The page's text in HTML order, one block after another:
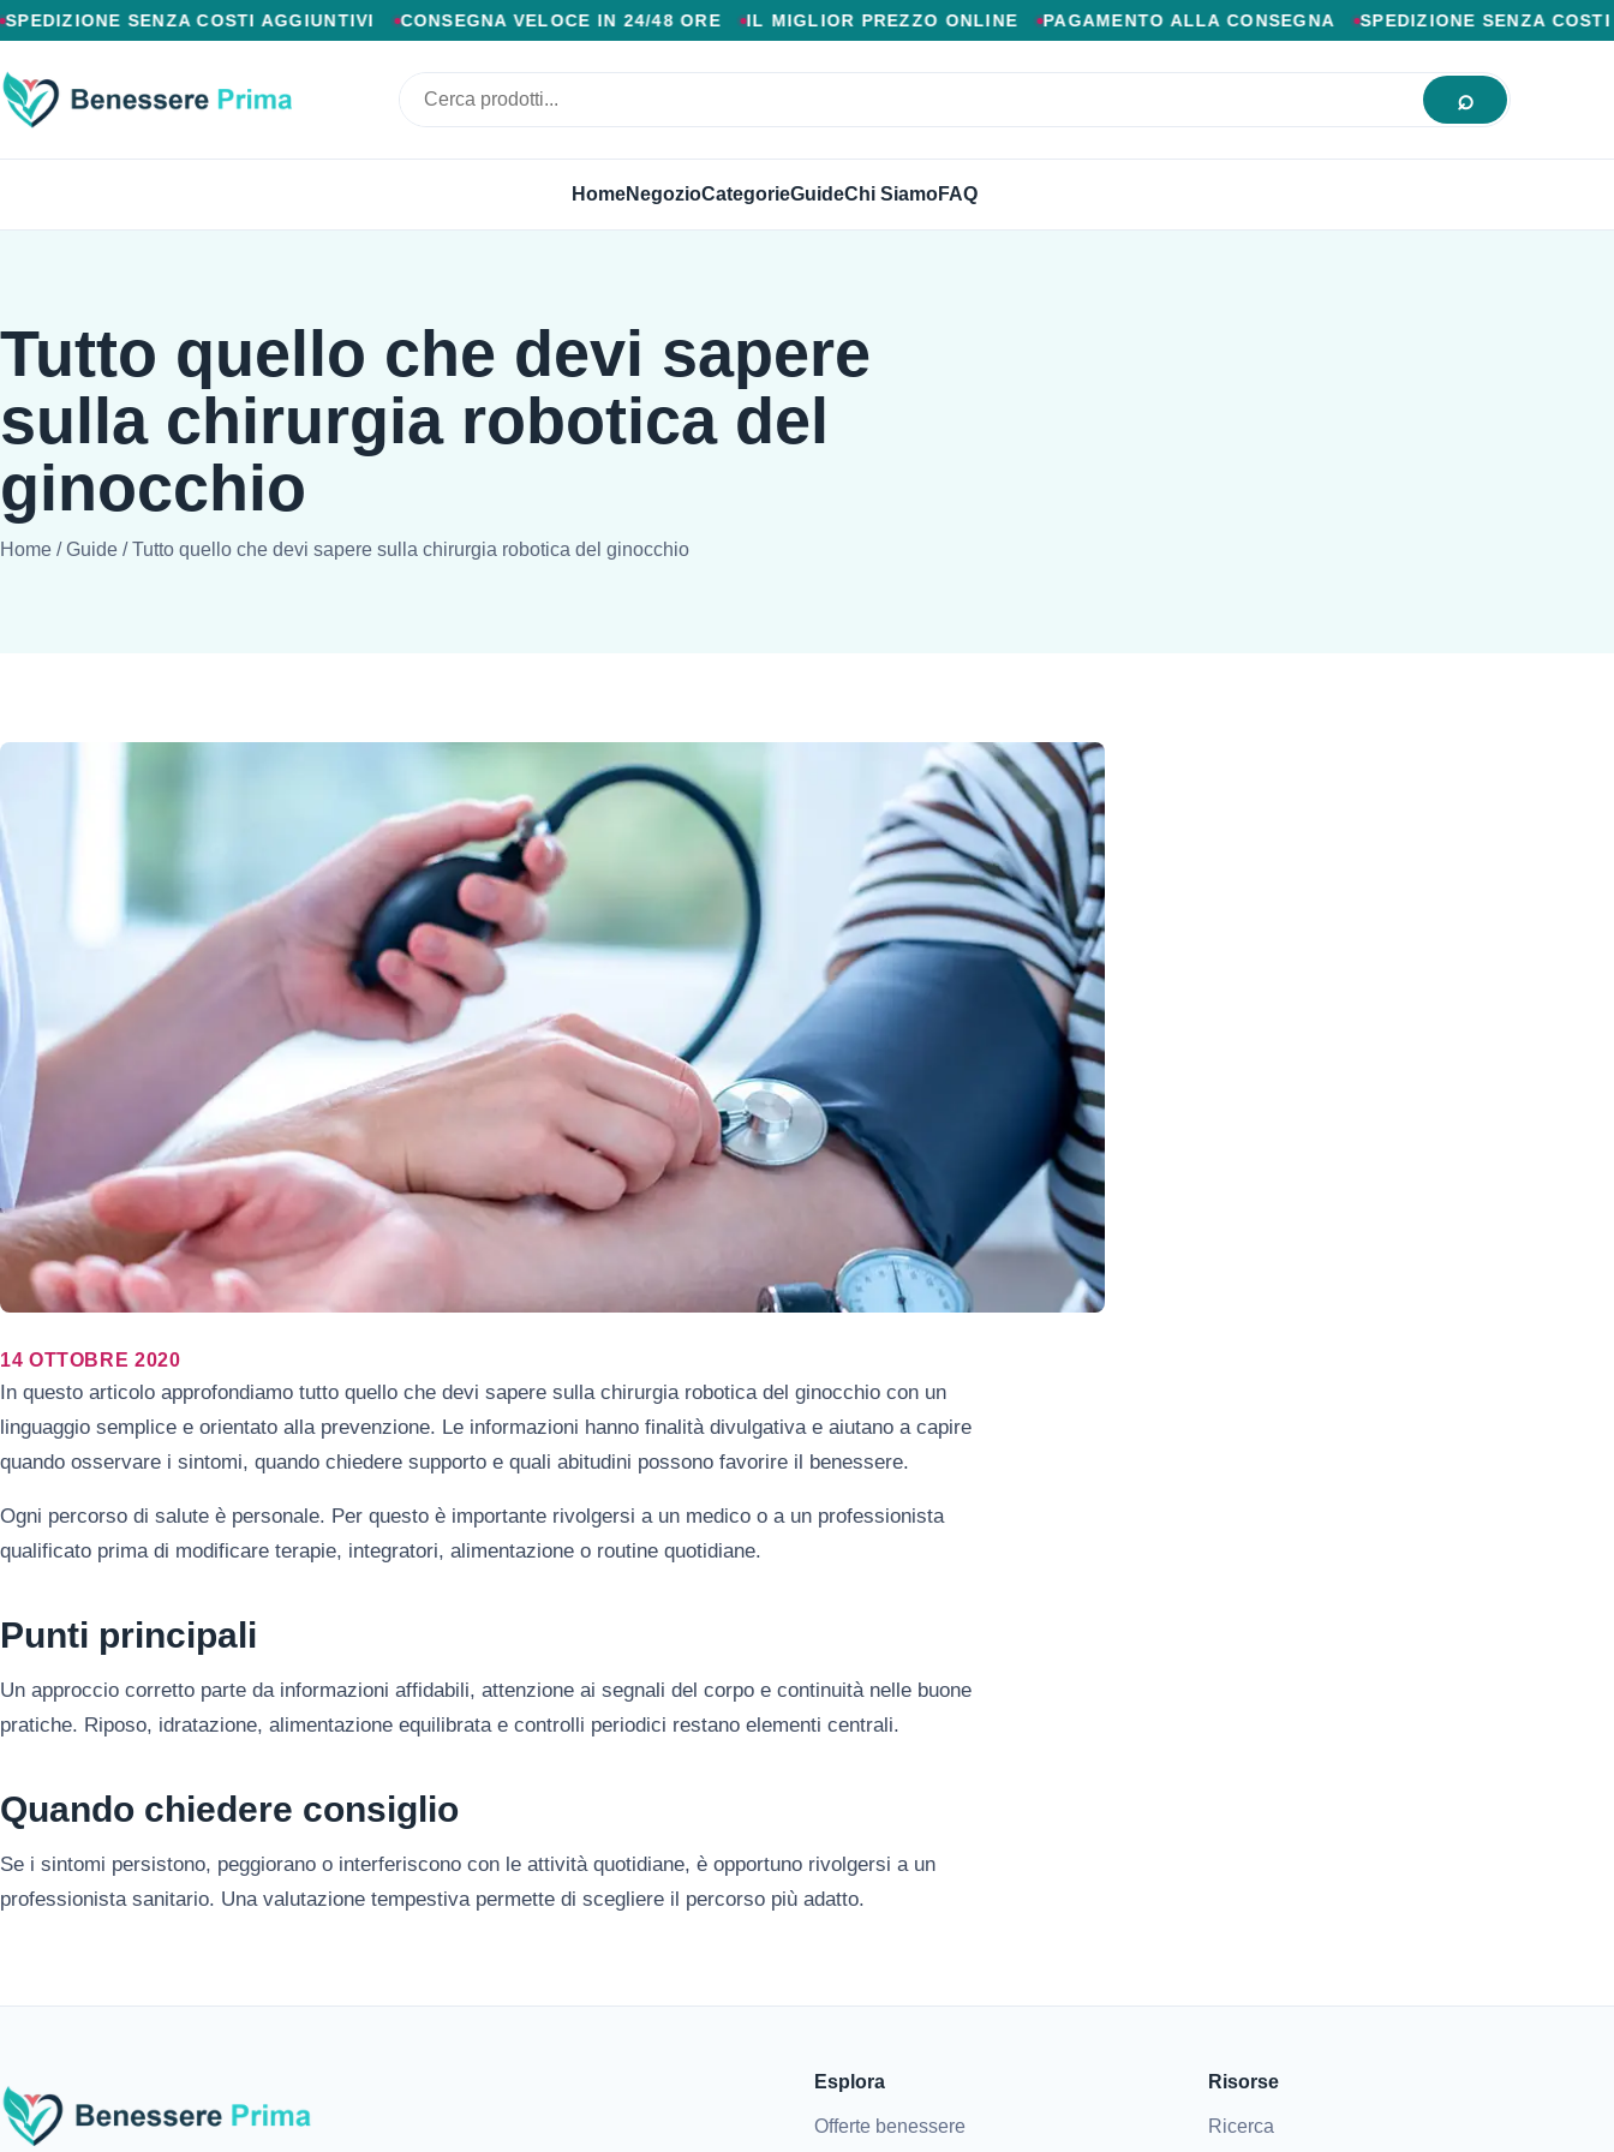
PAGAMENTO ALLA CONSEGNA, SPEDIZIONE SENZA COSTI AGGIUNTIVI, CONSEGNA VELOCE IN 24/48 ORE, MIGLIOR PREZZO ONLINE.
SENZA COSTI AGGIUNTIVI CONSEGNA VELOCE IN 24/48 ORE IL MIGLIOR PREZZO ONLINE PAGAMENTO ALLA CONSEGNA SPEDIZIONE SENZA COSTI
HomeNegozioCategorieGuideChi SiamoFAQ
Tutto quello che devi sapere
sulla chirurgia robotica del
ginocchio
Home /Guide /Tutto quello che devi sapere sulla chirurgia robotica del ginocchio
14 OTTOBRE 2020
In questo articolo approfondiamo tutto quello che devi sapere sulla chirurgia robotica del ginocchio con un
linguaggio semplice e orientato alla prevenzione. Le informazioni hanno finalità divulgativa e aiutano a capire
quando osservare i sintomi, quando chiedere supporto e quali abitudini possono favorire il benessere.
Ogni percorso di salute è personale. Per questo è importante rivolgersi a un medico o a un professionista
qualificato prima di modificare terapie, integratori, alimentazione o routine quotidiane.
Punti principali
Un approccio corretto parte da informazioni affidabili, attenzione ai segnali del corpo e continuità nelle buone
pratiche. Riposo, idratazione, alimentazione equilibrata e controlli periodici restano elementi centrali.
Quando chiedere consiglio
Se i sintomi persistono, peggiorano o interferiscono con le attività quotidiane, è opportuno rivolgersi a un
professionista sanitario. Una valutazione tempestiva permette di scegliere il percorso più adatto.
Esplora
Offerte benessere
Risorse
Ricerca